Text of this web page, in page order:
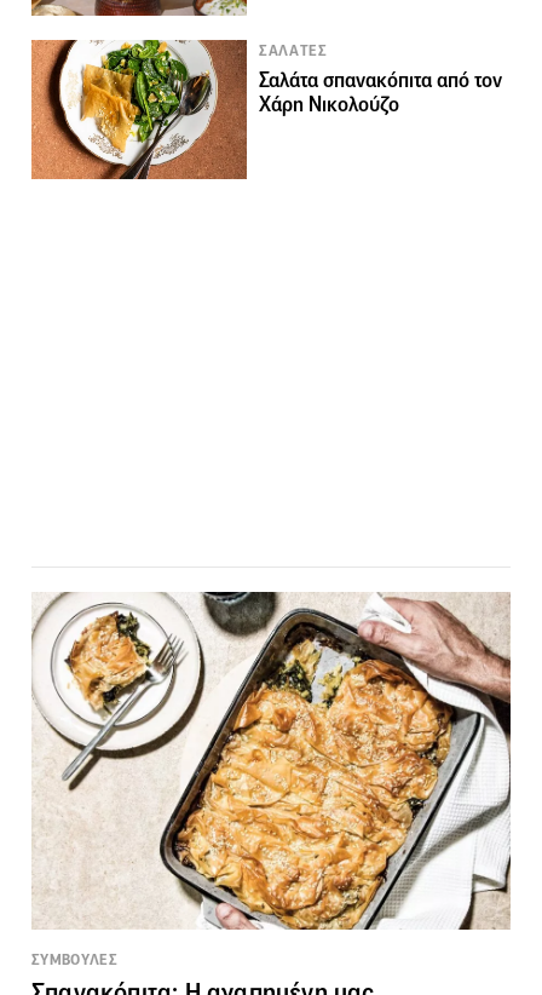
ΣΑΛΑΤΕΣ
Σαλάτα σπανακόπιτα από τον
Χάρη Νικολούζο
ΣΥΜΒΟΥΛΕΣ